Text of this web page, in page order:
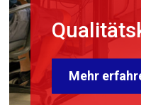
Mehr